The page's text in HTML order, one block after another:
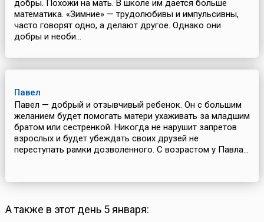
добры. Похожи на мать. В школе им дается больше
математика. «Зимние» — трудолюбивы и импульсивны,
часто говорят одно, а делают другое. Однако они
добры и необи...
Павел
Павел — добрый и отзывчивый ребенок. Он с большим
желанием будет помогать матери ухаживать за младшим
братом или сестренкой. Никогда не нарушит запретов
взрослых и будет убеждать своих друзей не
переступать рамки дозволенного. С возрастом у Павла...
А также в этот день 5 января: